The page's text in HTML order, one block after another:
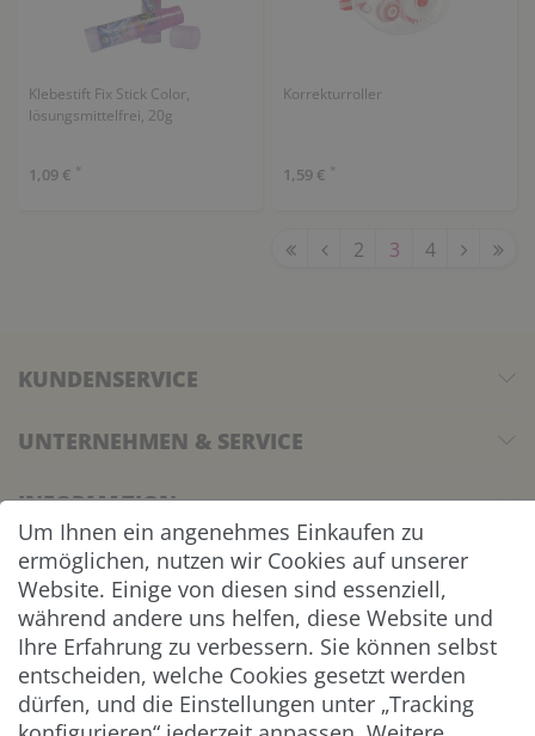
Klebestift Fix Stick Color,
lösungsmittelfrei, 20g
1,09 € *
Korrekturroller
1,59 € *
2 3 4
KUNDENSERVICE
UNTERNEHMEN & SERVICE
INFORMATION
NEWSLETTER
ZAHLUNG & VERSAND
Um Ihnen ein angenehmes Einkaufen zu
ermöglichen, nutzen wir Cookies auf unserer
Website. Einige von diesen sind essenziell,
während andere uns helfen, diese Website und
Ihre Erfahrung zu verbessern. Sie können selbst
entscheiden, welche Cookies gesetzt werden
dürfen, und die Einstellungen unter „Tracking